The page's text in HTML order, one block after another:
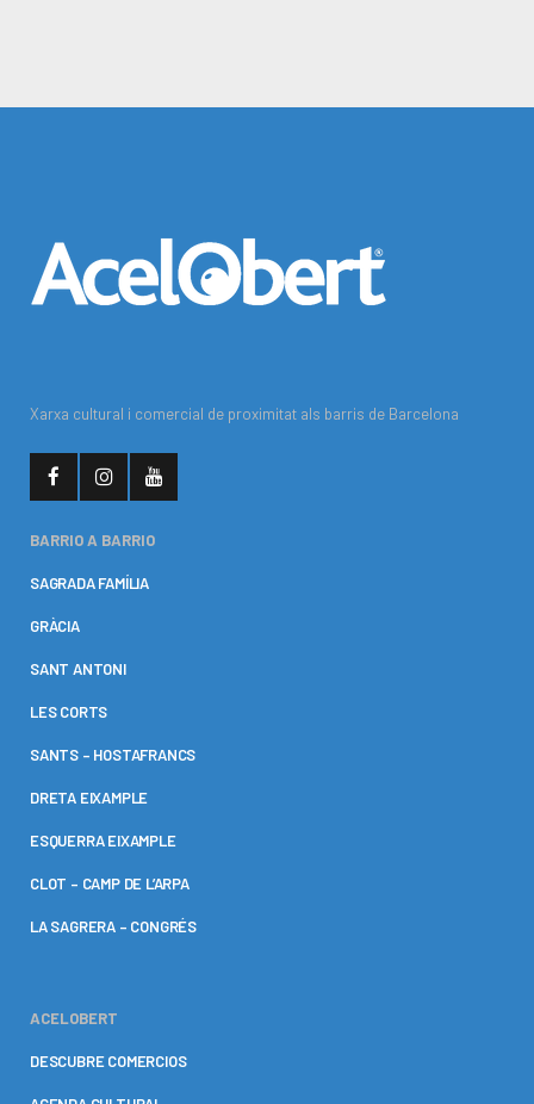
Xarxa cultural i comercial de proximitat als barris de Barcelona
BARRIO A BARRIO
SAGRADA FAMÍLIA
GRÀCIA
SANT ANTONI
LES CORTS
SANTS – HOSTAFRANCS
DRETA EIXAMPLE
ESQUERRA EIXAMPLE
CLOT – CAMP DE L’ARPA
LA SAGRERA – CONGRÉS
ACELOBERT
DESCUBRE COMERCIOS